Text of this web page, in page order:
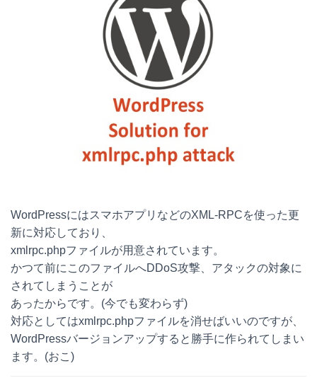
WordPressにはスマホアプリなどのXML-RPCを使った更
新に対応しており、
xmlrpc.phpファイルが用意されています。
かつて前にこのファイルへDDoS攻撃、アタックの対象に
されてしまうことが
あったからです。(今でも変わらず)
対応としてはxmlrpc.phpファイルを消せばいいのですが、
WordPressバージョンアップすると勝手に作られてしまい
ます。(おこ)